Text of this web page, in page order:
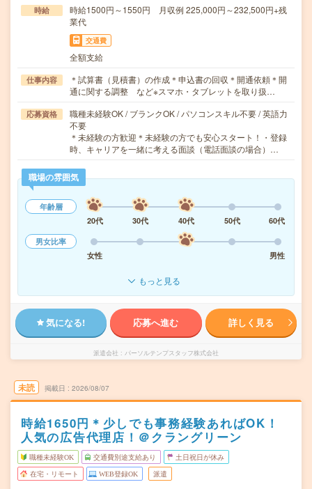
時給
時給1500円～1550円 月収例 225,000円～232,500円+残
業代
交通費
全額支給
仕事内容
＊試算書（見積書）の作成＊申込書の回収＊開通依頼＊開
通に関する調整 など※スマホ・タブレットを取り扱…
応募資格
職種未経験OK / ブランクOK / パソコンスキル不要 / 英語力
不要
＊未経験の方歓迎＊未経験の方でも安心スタート！・登録
時、キャリアを一緒に考える面談（電話面談の場合）…
職場の雰囲気
年齢層
20代
30代 40代 50代
60代
男女比率
女性
男性
もっと見る
気になる! 応募へ進む 詳しく見る
派遣会社 パーソルテンプスタッフ株式会社
未読 掲載日 2026/08/07
時給1650円＊少しでも事務経験あればOK！
人気の広告代理店！＠クラングリーン
職種未経験OK 交通費別途支給あり 土日祝日が休み
在宅・リモート WEB登録OK 派遣